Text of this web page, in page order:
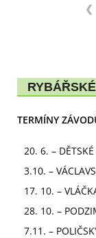
❮
TERMÍNY
20. 6. –
3.10. –
17. 10. –
28. 10. –
7.11. –